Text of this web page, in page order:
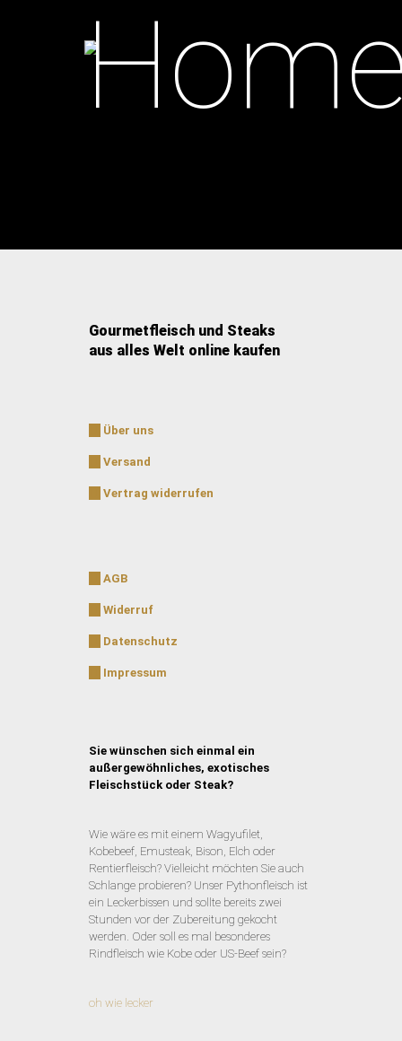
Gourmetfleisch und Steaks
aus alles Welt online kaufen
Über uns
Versand
Vertrag widerrufen
AGB
Widerruf
Datenschutz
Impressum
Sie wünschen sich einmal ein
außergewöhnliches, exotisches
Fleischstück oder Steak?
Wie wäre es mit einem Wagyufilet,
Kobebeef, Emusteak, Bison, Elch oder
Rentierfleisch? Vielleicht möchten Sie auch
Schlange probieren? Unser Pythonfleisch ist
ein Leckerbissen und sollte bereits zwei
Stunden vor der Zubereitung gekocht
werden. Oder soll es mal besonderes
Rindfleisch wie Kobe oder US-Beef sein?
oh wie lecker